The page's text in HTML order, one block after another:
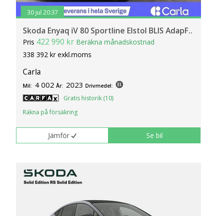
30 jul 20:37
Skoda Enyaq iV 80 Sportline Elstol BLIS AdapF..
Pris 422 990 kr Beräkna månadskostnad
338 392 kr exkl.moms
Carla
Mil: 4 002 År: 2023 Drivmedel:
Gratis historik (10)
Räkna på försäkring
Jämför Se bil